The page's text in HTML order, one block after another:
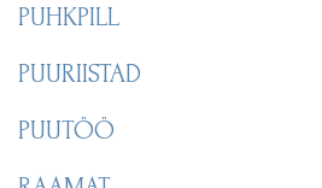
PUHKPILL
PUURIISTAD
PUUTÖÖ